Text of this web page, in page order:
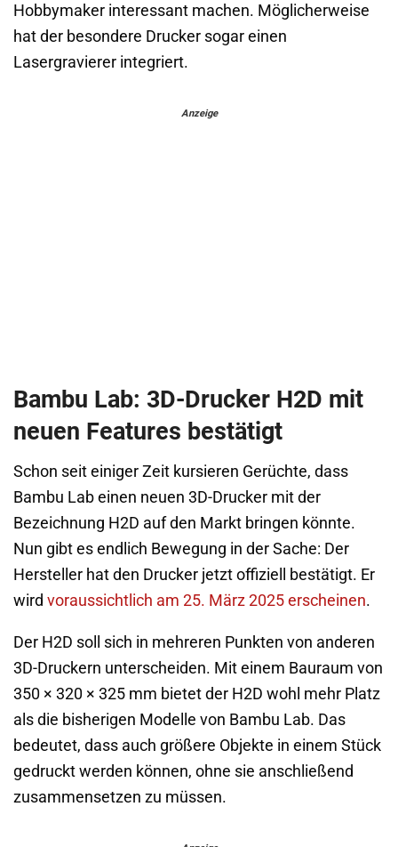
Hobbymaker interessant machen. Möglicherweise
hat der besondere Drucker sogar einen
Lasergravierer integriert.
Anzeige
Bambu Lab: 3D-Drucker H2D mit
neuen Features bestätigt
Schon seit einiger Zeit kursieren Gerüchte, dass
Bambu Lab einen neuen 3D-Drucker mit der
Bezeichnung H2D auf den Markt bringen könnte.
Nun gibt es endlich Bewegung in der Sache: Der
Hersteller hat den Drucker jetzt offiziell bestätigt. Er
wird voraussichtlich am 25. März 2025 erscheinen.
Der H2D soll sich in mehreren Punkten von anderen
3D-Druckern unterscheiden. Mit einem Bauraum von
350 × 320 × 325 mm bietet der H2D wohl mehr Platz
als die bisherigen Modelle von Bambu Lab. Das
bedeutet, dass auch größere Objekte in einem Stück
gedruckt werden können, ohne sie anschließend
zusammensetzen zu müssen.